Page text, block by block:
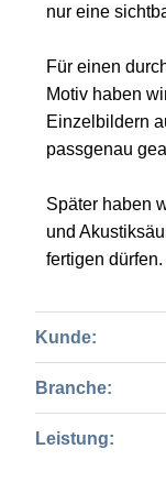
Kunde:
Branche:
Leistung:
nur eine
Für einen
Motiv haben
Einzelbildern
passgenau
Später haben
und
fertigen dürfen.